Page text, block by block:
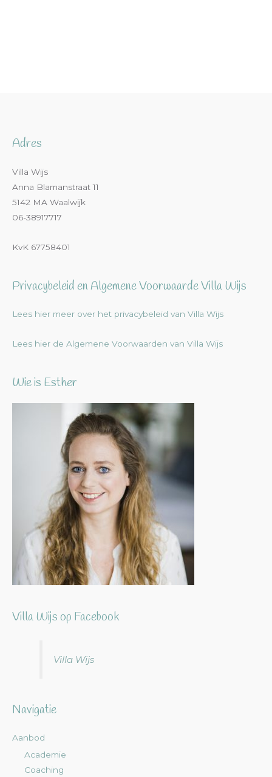
Adres
Villa Wijs
Anna Blamanstraat 11
5142 MA Waalwijk
06-38917717
KvK 67758401
Privacybeleid en Algemene Voorwaarde Villa Wijs
Lees hier meer over het privacybeleid van Villa Wijs
Lees hier de Algemene Voorwaarden van Villa Wijs
Wie is Esther
Villa Wijs op Facebook
Villa Wijs
Navigatie
Aanbod
Academie
Coaching